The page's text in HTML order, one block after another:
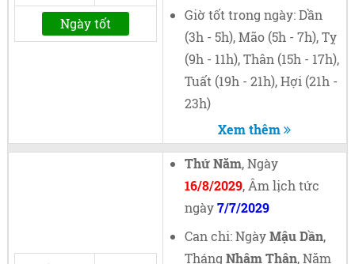
Ngày tốt
Giờ tốt trong ngày: Dần
(3h - 5h), Mão (5h - 7h), Tỵ
(9h - 11h), Thân (15h - 17h),
Tuất (19h - 21h), Hợi (21h -
23h)
Xem thêm
Thứ Năm, Ngày
16/8/2029, Âm lịch tức
ngày7/7/2029
Can chi: NgàyMậu Dần,
Tháng Nhâm Thân, Năm